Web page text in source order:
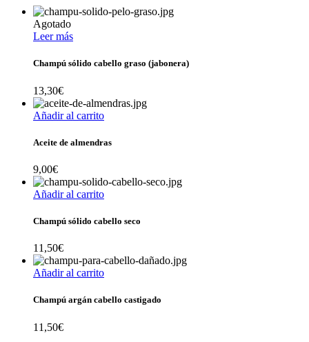
Agotado
Leer más
Champú sólido cabello graso (jabonera)
13,30€
Añadir al carrito
Aceite de almendras
9,00€
Añadir al carrito
Champú sólido cabello seco
11,50€
Añadir al carrito
Champú argán cabello castigado
11,50€